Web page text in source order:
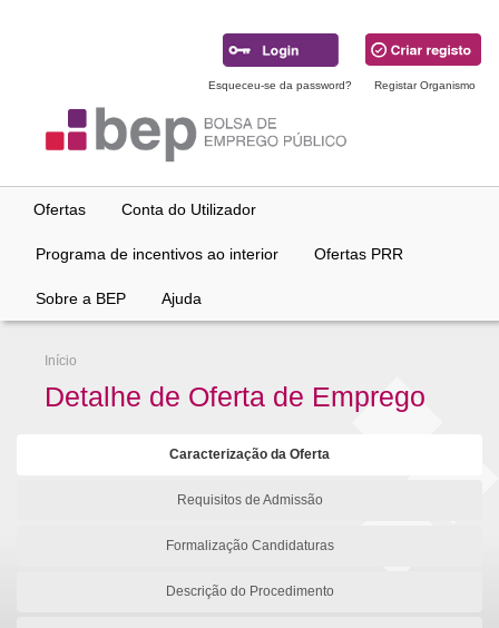
Esqueceu-se da password? Registar Organismo
Ofertas Conta do Utilizador
Programa de incentivos ao interior Ofertas PRR
Sobre a BEP Ajuda
Início
Detalhe de Oferta de Emprego
Caracterização da Oferta
Requisitos de Admissão
Formalização Candidaturas
Descrição do Procedimento